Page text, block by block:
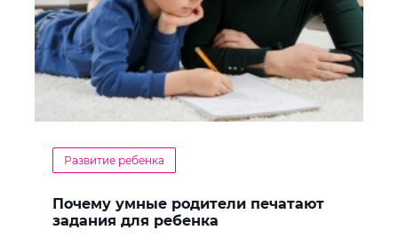
Развитие ребенка
Почему умные родители печатают
задания для ребенка